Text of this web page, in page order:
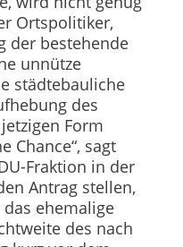
Ortspolitiker,
der bestehende
unnütze
städtebauliche
des
Form
Chance“, sagt
Fraktion in der
Antrag stellen,
ehemalige
des nach